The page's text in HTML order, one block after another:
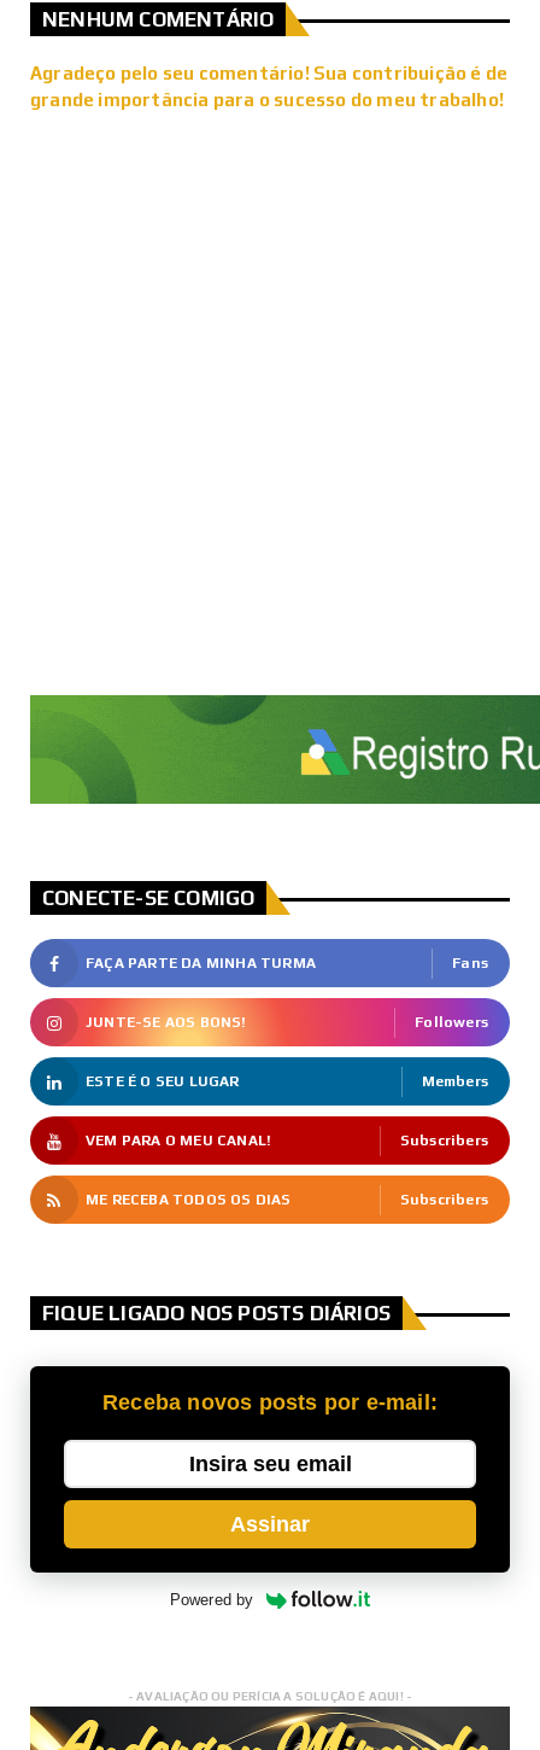
NENHUM COMENTÁRIO
Agradeço pelo seu comentário! Sua contribuição é de
grande importância para o sucesso do meu trabalho!
CONECTE-SE COMIGO
FAÇA PARTE DA MINHA TURMA Fans
JUNTE-SE AOS BONS! Followers
ESTE É O SEU LUGAR Members
VEM PARA O MEU CANAL! Subscribers
ME RECEBA TODOS OS DIAS Subscribers
FIQUE LIGADO NOS POSTS DIÁRIOS
Receba novos posts por e-mail:
Assinar
Powered by
- AVALIAÇÃO OU PERÍCIA A SOLUÇÃO É AQUI! -